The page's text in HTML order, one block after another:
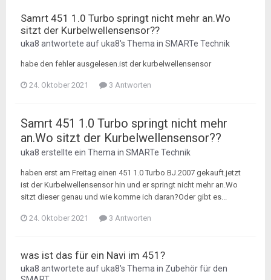
Samrt 451 1.0 Turbo springt nicht mehr an.Wo
sitzt der Kurbelwellensensor??
uka8 antwortete aufuka8's Thema in SMARTe Technik
habe den fehler ausgelesen.ist der kurbelwellensensor
24. Oktober 2021 3 Antworten
Samrt 451 1.0 Turbo springt nicht mehr
an.Wo sitzt der Kurbelwellensensor??
uka8 erstellte ein Thema in SMARTe Technik
haben erst am Freitag einen 451 1.0 Turbo BJ.2007 gekauft.jetzt
ist der Kurbelwellensensor hin und er springt nicht mehr an.Wo
sitzt dieser genau und wie komme ich daran?Oder gibt es...
24. Oktober 2021 3 Antworten
was ist das für ein Navi im 451?
uka8 antwortete aufuka8's Thema in Zubehör für den